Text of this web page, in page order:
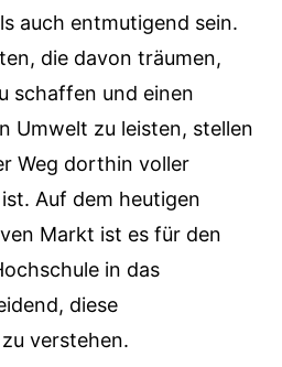
auch entmutigend sein.
die davon träumen,
schaffen und einen
Umwelt zu leisten, stellen
Weg dorthin voller
Auf dem heutigen
Markt ist es für den
in das
diese
verstehen.